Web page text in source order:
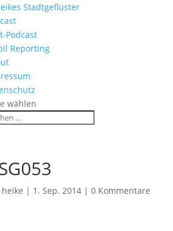
Podcast
Reporting
wählen
heike | 1. Sep. 2014 |0 Kommentare